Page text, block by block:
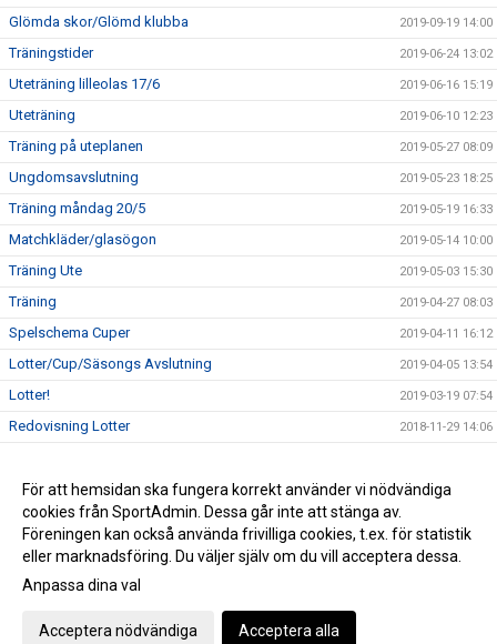
Glömda skor/Glömd klubba 2019-09-19 14:00
Träningstider 2019-06-24 13:02
Uteträning lilleolas 17/6 2019-06-16 15:19
Uteträning 2019-06-10 12:23
Träning på uteplanen 2019-05-27 08:09
Ungdomsavslutning 2019-05-23 18:25
Träning måndag 20/5 2019-05-19 16:33
Matchkläder/glasögon 2019-05-14 10:00
Träning Ute 2019-05-03 15:30
Träning 2019-04-27 08:03
Spelschema Cuper 2019-04-11 16:12
Lotter/Cup/Säsongs Avslutning 2019-04-05 13:54
Lotter! 2019-03-19 07:54
Redovisning Lotter 2018-11-29 14:06
Sverigelotter/Julkalendrar 2018-10-01 07:57
Fotografering 2018-09-18 07:13
Gå till Webbversion
För att hemsidan ska fungera korrekt använder vi nödvändiga
cookies från SportAdmin. Dessa går inte att stänga av.
Föreningen kan också använda frivilliga cookies, t.ex. för statistik
eller marknadsföring. Du väljer själv om du vill acceptera dessa.
Anpassa dina val
Acceptera nödvändiga Acceptera alla